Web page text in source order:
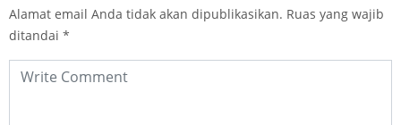
Alamat email Anda tidak akan dipublikasikan. Ruas yang wajib
ditandai *